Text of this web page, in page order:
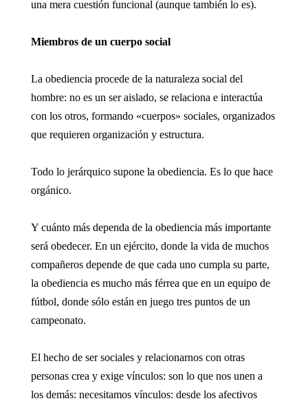
una mera cuestión funcional (aunque también lo es).
Miembros de un cuerpo social
La obediencia procede de la naturaleza social del
hombre: no es un ser aislado, se relaciona e interactúa
con los otros, formando «cuerpos» sociales, organizados
que requieren organización y estructura.
Todo lo jerárquico supone la obediencia. Es lo que hace
orgánico.
Y cuánto más dependa de la obediencia más importante
será obedecer. En un ejército, donde la vida de muchos
compañeros depende de que cada uno cumpla su parte,
la obediencia es mucho más férrea que en un equipo de
fútbol, donde sólo están en juego tres puntos de un
campeonato.
El hecho de ser sociales y relacionarnos con otras
personas crea y exige vínculos: son lo que nos unen a
los demás: necesitamos vínculos: desde los afectivos